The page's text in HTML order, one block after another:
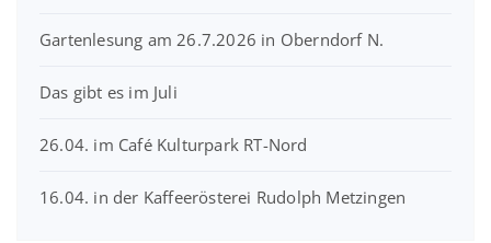
Gartenlesung am 26.7.2026 in Oberndorf N.
Das gibt es im Juli
26.04. im Café Kulturpark RT-Nord
16.04. in der Kaffeerösterei Rudolph Metzingen